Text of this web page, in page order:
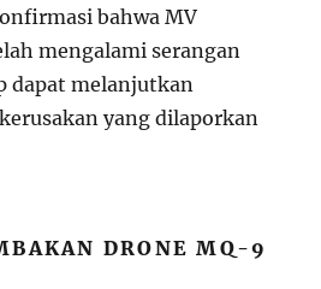
bahwa MV
mengalami serangan
dapat melanjutkan
yang dilaporkan
DRONE MQ-9